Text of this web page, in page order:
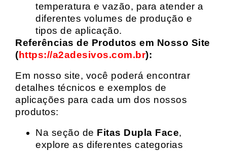
temperatura e vazão, para atender a
diferentes volumes de produção e
tipos de aplicação.
Referências de Produtos em Nosso Site
(https://a2adesivos.com.br):
Em nosso site, você poderá encontrar
detalhes técnicos e exemplos de
aplicações para cada um dos nossos
produtos:
Na seção de Fitas Dupla Face,
explore as diferentes categorias